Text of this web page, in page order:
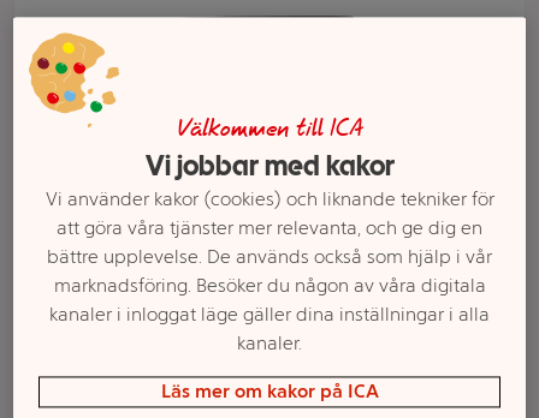
Välkommen till ICA
Vi jobbar med kakor
Vi använder kakor (cookies) och liknande tekniker för
att göra våra tjänster mer relevanta, och ge dig en
bättre upplevelse. De används också som hjälp i vår
marknadsföring. Besöker du någon av våra digitala
kanaler i inloggat läge gäller dina inställningar i alla
kanaler.
Läs mer om kakor på ICA